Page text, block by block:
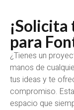
para
¿Tienes un
manos de
tus ideas y te
compromiso.
espacio que